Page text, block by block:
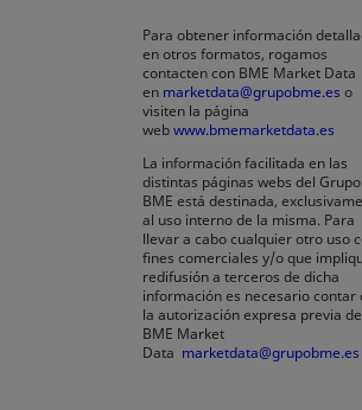
Para obtener información
en otros formatos, rogamos
contacten con BME Market Data
en marketdata@grupobme.es o
visiten la página
webwww.bmemarketdata.es
La información facilitada en las
distintas páginas webs del Grupo
BME está destinada,
al uso interno de la misma. Para
llevar a cabo cualquier otro uso
fines comerciales y/o que
redifusión a terceros de dicha
información es necesario contar
la autorización expresa previa de
BME Market
Data marketdata@grupobme.es